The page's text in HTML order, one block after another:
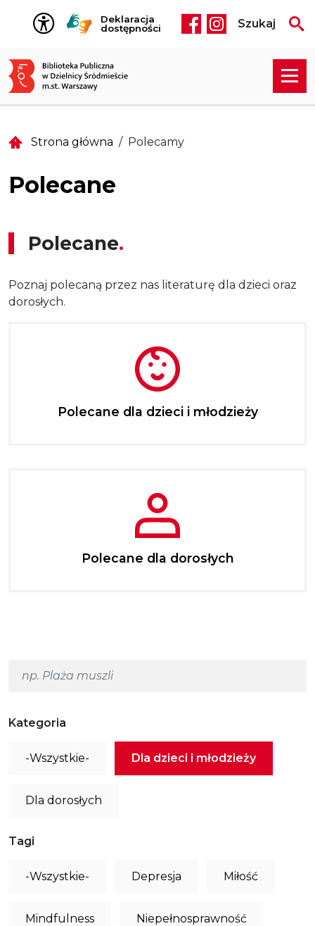
Przejdź do treści
Deklaracja
dostępności
Social media
Szukaj
Strona główna Polecamy
Polecane
Polecane
Poznaj polecaną przez nas literaturę dla dzieci oraz
dorosłych.
Polecane dla dzieci i młodzieży
Polecane dla dorosłych
Kategoria
-Wszystkie- Dla dzieci i młodzieży
Dla dorosłych
Tagi
-Wszystkie- Depresja Miłość
Mindfulness Niepełnosprawność